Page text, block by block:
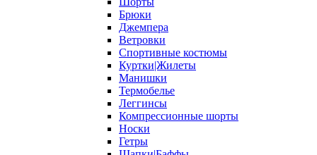
Брюки
Джемпера
Ветровки
Спортивные костюмы
Куртки|Жилеты
Манишки
Термобелье
Леггинсы
Компрессионные шорты
Носки
Гетры